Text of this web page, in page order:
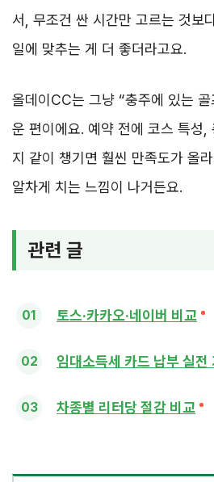
서, 무조건 싼 시간만 고르는 것보
일에 맞추는 게 더 좋더라고요.
올데이CC는 그냥 “충주에 있는
운 편이에요. 예약 전에 코스 특성,
지 같이 챙기면 훨씬 만족도가 올
알차게 치는 느낌이 나거든요.
관련 글
토스·카카오·네이버 비교
임대소득세 카드 납부 실전
차종별 리터당 절감 비교